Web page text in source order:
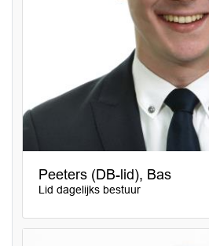
Peeters (DB-lid), Bas
Lid dagelijks bestuur